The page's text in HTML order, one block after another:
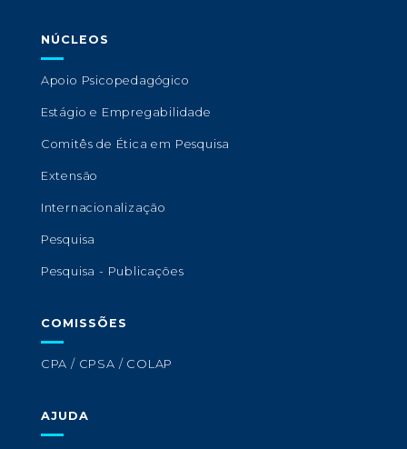
NÚCLEOS
Apoio Psicopedagógico
Estágio e Empregabilidade
Comitês de Ética em Pesquisa
Extensão
Internacionalização
Pesquisa
Pesquisa - Publicações
COMISSÕES
CPA / CPSA / COLAP
AJUDA